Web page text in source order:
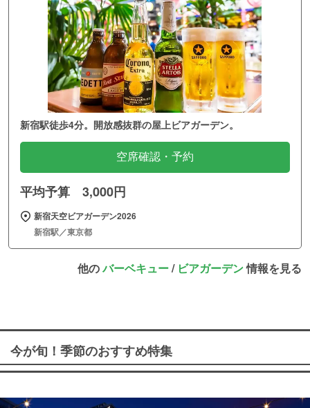
新宿駅徒歩4分。開放感抜群の屋上ビアガーデン。
空席確認・予約
平均予算 3,000円
新宿天空ビアガーデン2026
新宿駅／東京都
他のバーベキュー/ ビアガーデン情報を見る
今が旬！季節のおすすめ特集